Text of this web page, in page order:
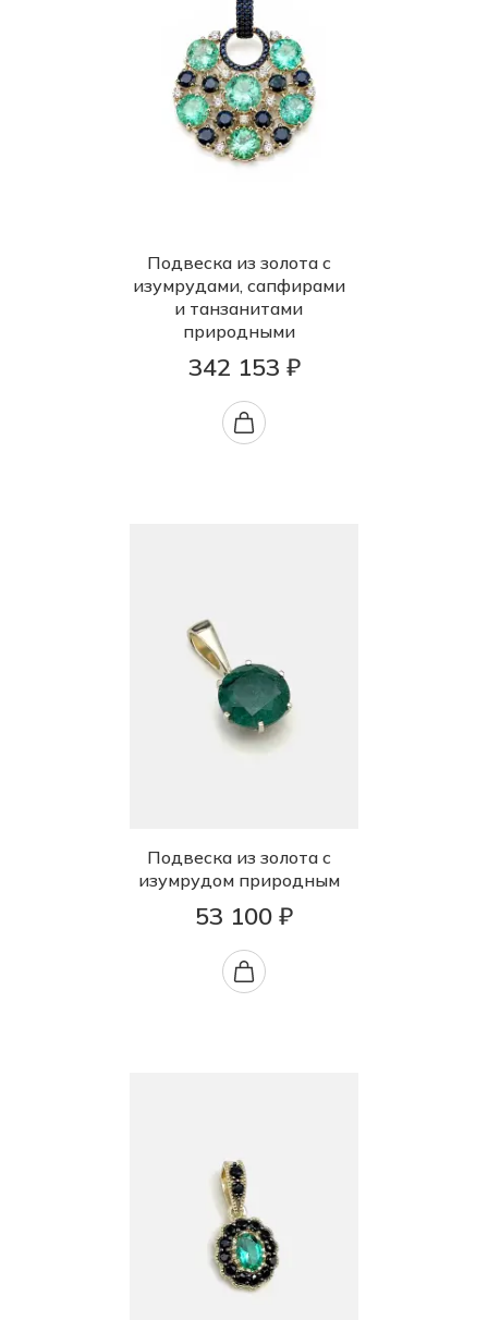
Подвеска из золота с
изумрудами, сапфирами
и танзанитами
природными
342 153 ₽
Подвеска из золота с
изумрудом природным
53 100 ₽